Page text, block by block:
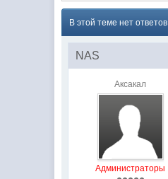
В этой теме нет ответов
NAS
Аксакал
Администраторы